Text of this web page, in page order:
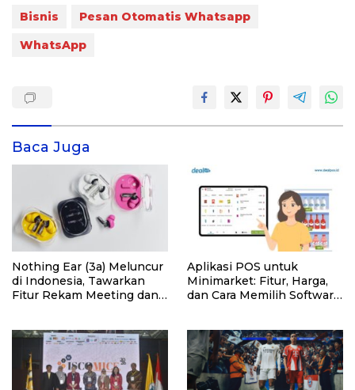
Bisnis
Pesan Otomatis Whatsapp
WhatsApp
Baca Juga
Nothing Ear (3a) Meluncur
di Indonesia, Tawarkan
Fitur Rekam Meeting dan
Aplikasi POS untuk
Minimarket: Fitur, Harga,
dan Cara Memilih Software